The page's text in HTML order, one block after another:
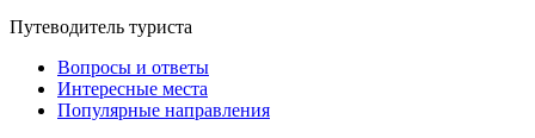
Путеводитель туриста
Вопросы и ответы
Интересные места
Популярные направления